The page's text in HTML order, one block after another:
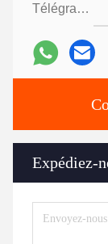
Télégramme:
Expédiez-